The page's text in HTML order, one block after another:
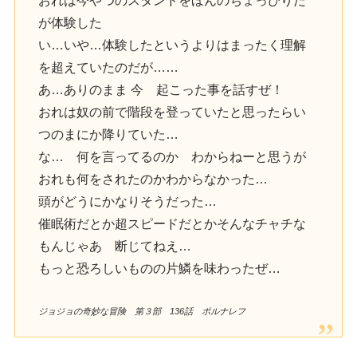
が体験した
い…いや…体験したというよりはまったく理解
を超えていたのだが……
あ…ありのまま 今 起こった事を話すぜ！
おれは奴の前で階段を登っていたと思ったらい
つのまにか降りていた…
な… 何を言ってるのか わからねーと思うが
おれも何をされたのかわからなかった…
頭がどうにかなりそうだった…
催眠術だとか超スピードだとかそんなチャチな
もんじゃあ 断じてねえ…
もっと恐ろしいものの片鱗を味わったぜ…
ジョジョの奇妙な冒険 第３部 136話 ポルナレフ